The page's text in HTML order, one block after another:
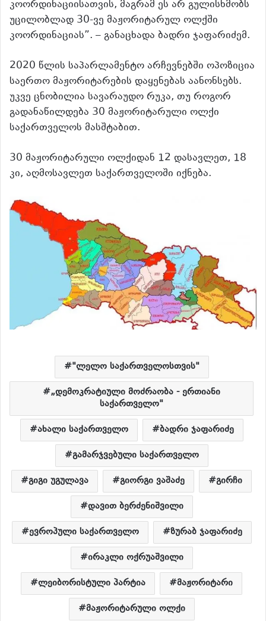
კოორდინაციისათვის, მაგრამ ეს არ გულისხმობს
უცილობლად 30-ვე მაჟორიტარულ ოლქში
კოორდინაციას”. – განაცხადა ბადრი ჯაფარიძემ.
2020 წლის საპარლამენტო არჩევნებში ოპოზიცია
საერთო მაჟორიტარების დაყენებას აანონსებს.
უკვე ცნობილია სავარაუდო რუკა, თუ როგორ
გადანაწილდება 30 მაჟორიტარული ოლქი
საქართველოს მასშტაბით.
30 მაჟორიტარული ოლქიდან 12 დასავლეთ, 18
კი, აღმოსავლეთ საქართველოში იქნება.
"ლელო საქართველოსთვის"
„დემოკრატიული მოძრაობა - ერთიანი
საქართველო"
ახალი საქართველო
ბადრი ჯაფარიძე
გამარჯვებული საქართველო
გიგი უგულავა
გიორგი ვაშაძე
გირჩი
დავით ბერძენიშვილი
ევროპული საქართველო
ზურაბ ჯაფარიძე
ირაკლი ოქრუაშვილი
ლეიბორისტული პარტია
მაჟორიტარი
მაჟორიტარული ოლქი